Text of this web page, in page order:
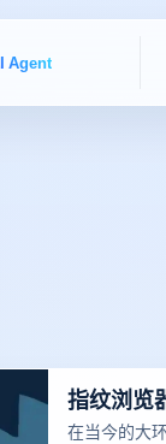
Agent
在当今的大